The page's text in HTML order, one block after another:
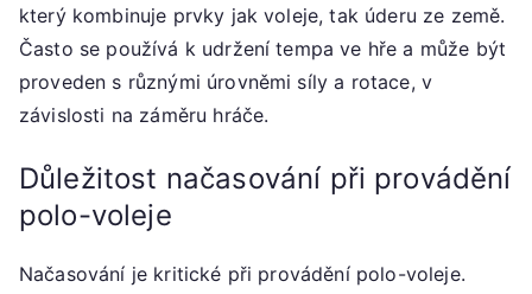
který kombinuje prvky jak voleje, tak úderu ze země.
Často se používá k udržení tempa ve hře a může být
proveden s různými úrovněmi síly a rotace, v
závislosti na záměru hráče.
Důležitost načasování při provádění
polo-voleje
Načasování je kritické při provádění polo-voleje.